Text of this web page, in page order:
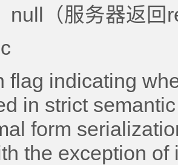
null（服务器返回
flag indicating
in strict
form
the exception of